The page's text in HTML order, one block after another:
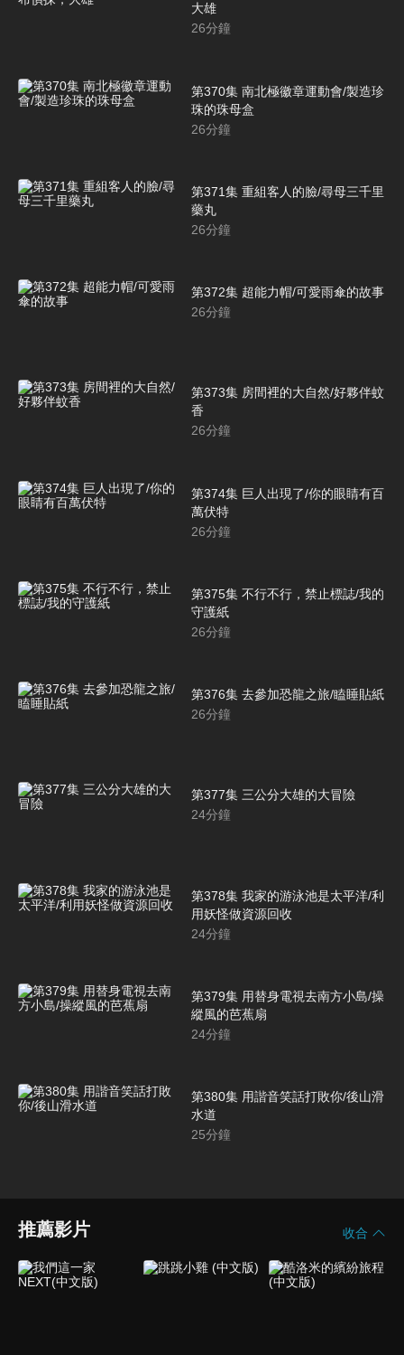
大雄
26分鐘
第370集 南北極徽章運動會/製造珍
珠的珠母盒
26分鐘
第371集 重組客人的臉/尋母三千里
藥丸
26分鐘
第372集 超能力帽/可愛雨傘的故事
26分鐘
第373集 房間裡的大自然/好夥伴蚊
香
26分鐘
第374集 巨人出現了/你的眼睛有百
萬伏特
26分鐘
第375集 不行不行，禁止標誌/我的
守護紙
26分鐘
第376集 去參加恐龍之旅/瞌睡貼紙
26分鐘
第377集 三公分大雄的大冒險
24分鐘
第378集 我家的游泳池是太平洋/利
用妖怪做資源回收
24分鐘
第379集 用替身電視去南方小島/操
縱風的芭蕉扇
24分鐘
第380集 用諧音笑話打敗你/後山滑
水道
25分鐘
推薦影片 收合